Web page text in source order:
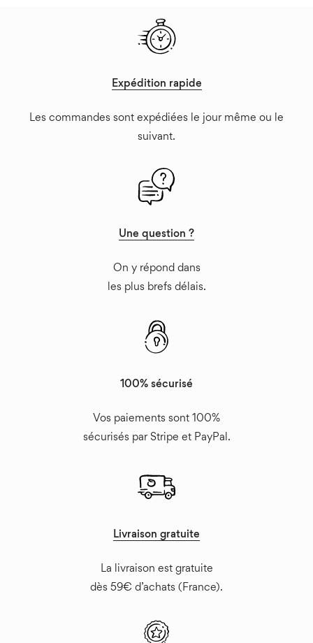
Expédition rapide
Les commandes sont expédiées le jour même ou le
suivant.
Une question ?
On y répond dans
les plus brefs délais.
100% sécurisé
Vos paiements sont 100%
sécurisés par Stripe et PayPal.
Livraison gratuite
La livraison est gratuite
dès 59€ d’achats (France).